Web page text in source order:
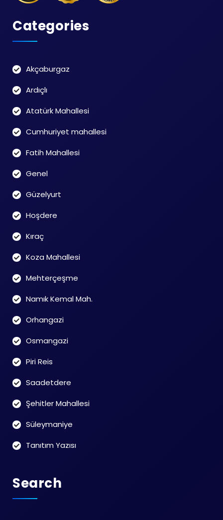
Categories
Akçaburgaz
Ardıçlı
Atatürk Mahallesi
Cumhuriyet mahallesi
Fatih Mahallesi
Genel
Güzelyurt
Hoşdere
Kıraç
Koza Mahallesi
Mehterçeşme
Namık Kemal Mah.
Orhangazi
Osmangazi
Piri Reis
Saadetdere
Şehitler Mahallesi
Süleymaniye
Tanıtım Yazısı
Search